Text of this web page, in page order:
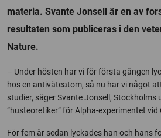
materia. Svante Jonsell är en av
resultaten som publiceras i den
Nature.
– Under hösten har vi för första gången
hos en antiväteatom, så nu har vi något
studier, säger Svante Jonsell, Stockholms
”husteoretiker” för Alpha-experimentet vid
För fem år sedan lyckades han och hans